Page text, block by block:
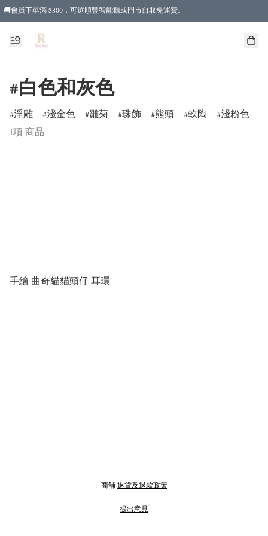
🚚會員下單滿 $800，可選順豐智能櫃或門市自取免運費。
#白色和灰色
浮雕 淺金色 雛菊 珠飾 熊頭 軟陶 淺粉色
1項 商品
手繪 曲奇貓貓頭仔 耳環
商舖 退貨及退款政策
提出意見